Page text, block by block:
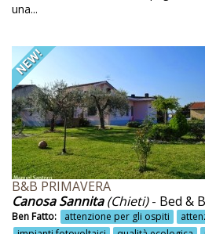
Appartamenti
Aquila
Architettura medievale
Area giochi bambini
Armezzano
Armonia
Arrampicata in parete
Arrampicate
una...
B&B PRIMAVERA
Canosa Sannita(Chieti)- Bed &
Ben Fatto: attenzione per gli ospiti